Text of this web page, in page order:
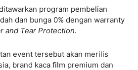
program pembelian
dan bunga 0% dengan warranty
and Tear Protection.
event tersebut akan merilis
brand kaca film premium dan